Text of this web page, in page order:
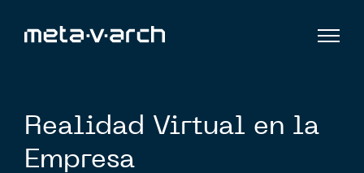
Realidad Virtual en la
Empresa